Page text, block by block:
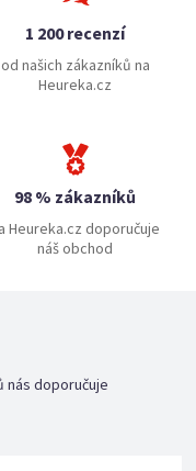
1 200 recenzí
od našich zákazníků na
Heureka.cz
98 % zákazníků
Heureka.cz doporučuje
náš obchod
nás doporučuje